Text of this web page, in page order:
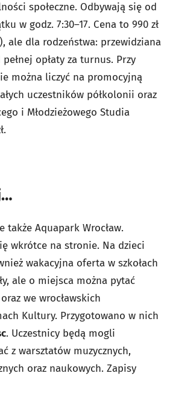
społeczne. Odbywają się od
w godz. 7:30–17. Cena to 990 zł
ale dla rodzeństwa: przewidziana
pełnej opłaty za turnus. Przy
można liczyć na promocyjną
uczestników półkolonii oraz
i Młodzieżowego Studia
także Aquapark Wrocław.
wkrótce na stronie. Na dzieci
wakacyjna oferta w szkołach
ale o miejsca można pytać
we wrocławskich
Kultury. Przygotowano w nich
. Uczestnicy będą mogli
z warsztatów muzycznych,
oraz naukowych. Zapisy